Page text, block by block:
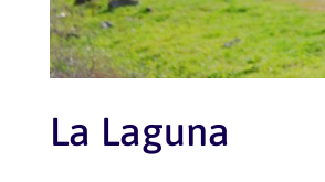
La Laguna